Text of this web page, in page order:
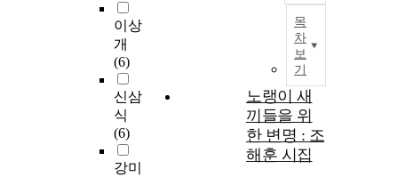
이상
개
(6)
신삼
식
(6)
강미
목
차
보
기
노랭이 새
끼들을 위
한 변명 : 조
해훈 시집